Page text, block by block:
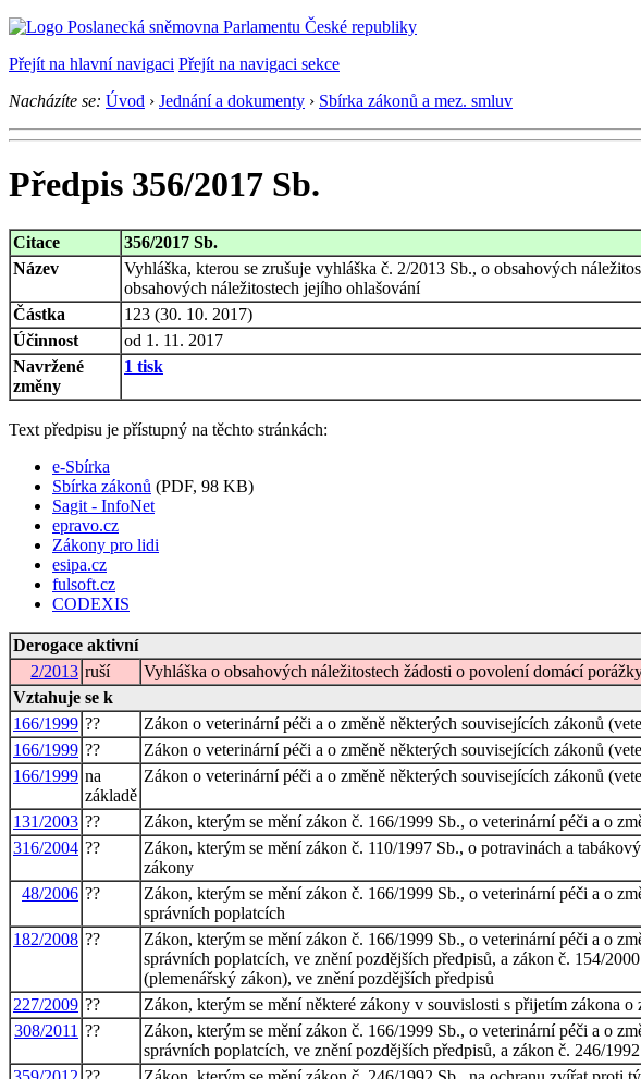
Přejít na hlavní navigaci Přejít na navigaci sekce
Nacházíte se: Úvod › Jednání a dokumenty › Sbírka zákonů a mez. smluv
Předpis 356/2017 Sb.
Citace
356/2017 Sb.
Název
Vyhláška, kterou se zrušuje vyhláška č. 2/2013 Sb., o obsahových
obsahových náležitostech jejího ohlašování
Částka
123 (30. 10. 2017)
Účinnost
od 1. 11. 2017
Navržené
změny
1 tisk
Text předpisu je přístupný na těchto stránkách:
e-Sbírka
Sbírka zákonů (PDF, 98 KB)
Sagit - InfoNet
epravo.cz
Zákony pro lidi
esipa.cz
fulsoft.cz
CODEXIS
Derogace aktivní
2/2013 ruší
Vyhláška o obsahových náležitostech žádosti o povolení domácí
Vztahuje se k
166/1999 ??
Zákon o veterinární péči a o změně některých souvisejících zákonů
166/1999 ??
Zákon o veterinární péči a o změně některých souvisejících zákonů
166/1999 na
základě
Zákon o veterinární péči a o změně některých souvisejících zákonů
131/2003 ??
Zákon, kterým se mění zákon č. 166/1999 Sb., o veterinární péči a o
316/2004 ??
Zákon, kterým se mění zákon č. 110/1997 Sb., o potravinách a
zákony
48/2006 ??
Zákon, kterým se mění zákon č. 166/1999 Sb., o veterinární péči a o
správních poplatcích
182/2008 ??
Zákon, kterým se mění zákon č. 166/1999 Sb., o veterinární péči a o
správních poplatcích, ve znění pozdějších předpisů, a zákon č. 154/
(plemenářský zákon), ve znění pozdějších předpisů
227/2009 ??
Zákon, kterým se mění některé zákony v souvislosti s přijetím zákona o
308/2011 ??
Zákon, kterým se mění zákon č. 166/1999 Sb., o veterinární péči a o
správních poplatcích, ve znění pozdějších předpisů, a zákon č. 246/